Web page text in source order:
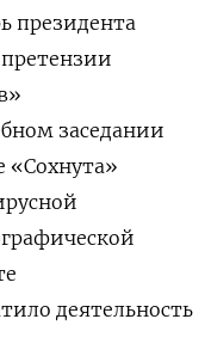
президента
претензии
заседании
«Сохнута»
деятельность